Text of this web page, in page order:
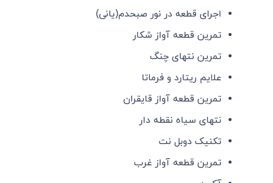
اجرای قطعه در نور صبحدم(یانی)
تمرین قطعه آواز شکار
تمرین نتهای چنگ
علایم ریتارد و فرماتا
تمرین قطعه آواز قایقران
نتهای سیاه نقطه دار
تکنیک دوبل نت
تمرین قطعه آواز غرب